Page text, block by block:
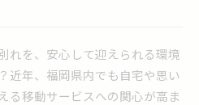
れを、安心して迎えられる環境
近年、福岡県内でも自宅や思い
る移動サービスへの関心が高ま